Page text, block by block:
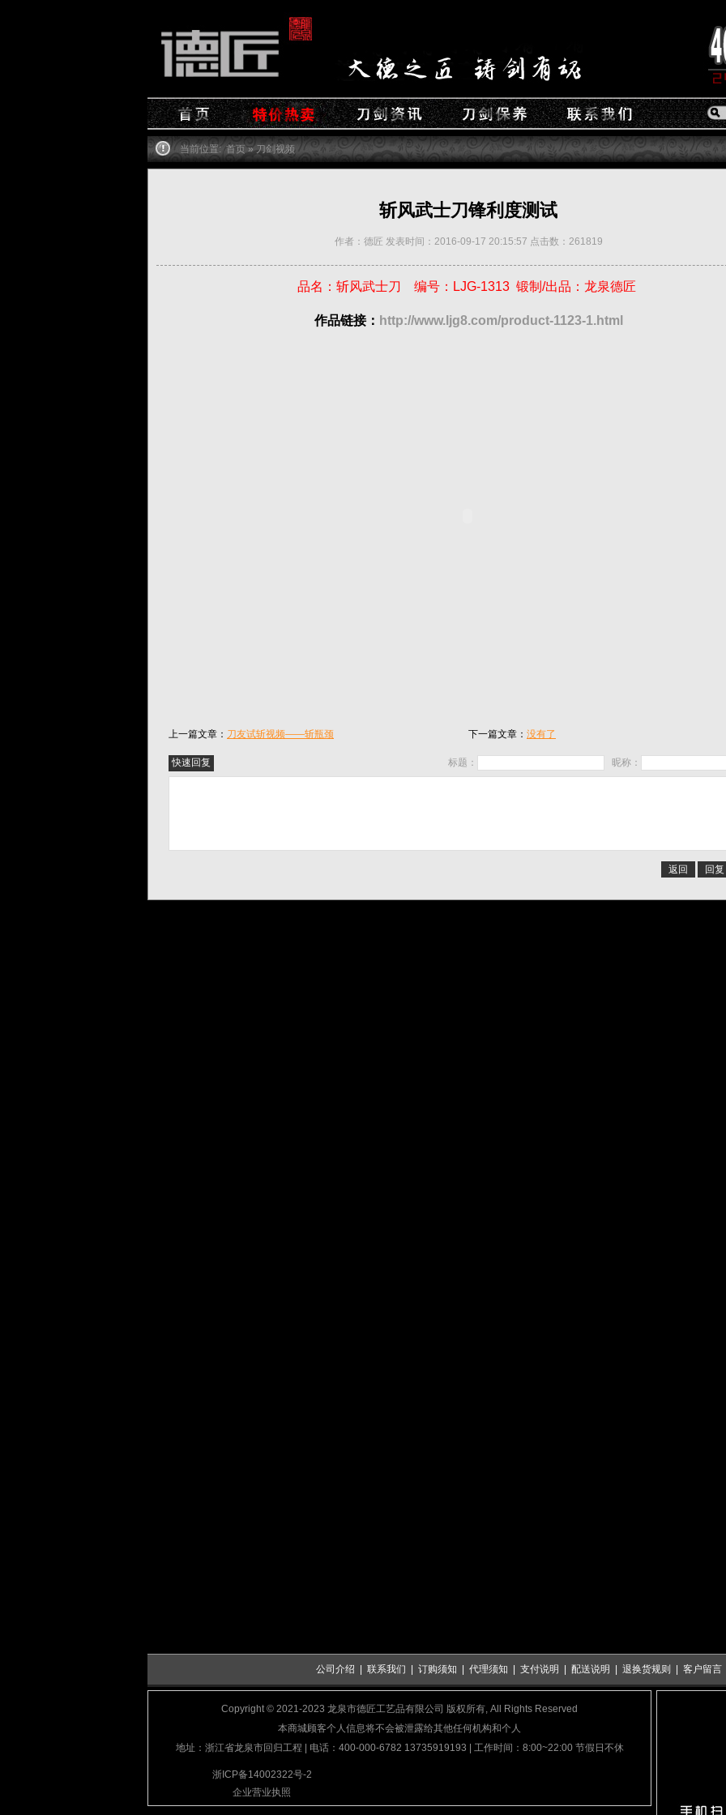
当前位置: 首页»刀剑视频
斩风武士刀锋利度测试
作者：德匠 发表时间：2016-09-17 20:15:57 点击数：261819
品名：斩风武士刀 编号：LJG-1313 锻制/出品：龙泉德匠
作品链接： http://www.ljg8.com/product-1123-1.html
上一篇文章： 刀友试斩视频——斩瓶颈 下一篇文章： 没有了
标题： 昵称：
返回 回复
公司介绍 联系我们 订购须知 代理须知 支付说明 配送说明 退换货规则 客户留言
Copyright © 2021-2023 龙泉市德匠工艺品有限公司 版权所有, All Rights Reserved
本商城顾客个人信息将不会被泄露给其他任何机构和个人
地址：浙江省龙泉市回归工程 | 电话：400-000-6782 13735919193 | 工作时间：8:00~22:00 节假日不休
浙ICP备14002322号-2
企业营业执照